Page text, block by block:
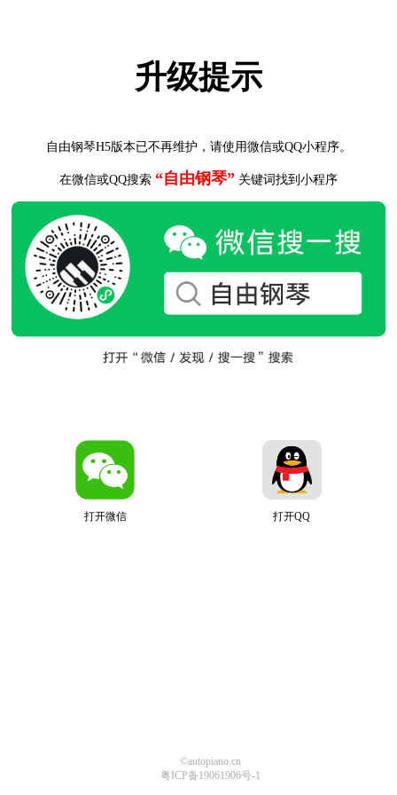
升级提示
自由钢琴H5版本已不再维护，请使用微信或QQ小程序。
在微信或QQ搜索 “自由钢琴” 关键词找到小程序
打开微信 打开QQ
©autopiano.cn
粤ICP备19061906号-1